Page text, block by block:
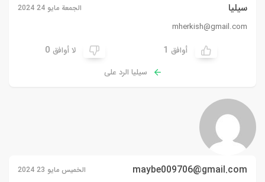
سيليا الجمعة مايو 24 2024
mherkish@gmail.com
أوافق 1 لا أوافق 0
سيليا الرد على
maybe009706@gmail.com الخميس مايو 23 2024